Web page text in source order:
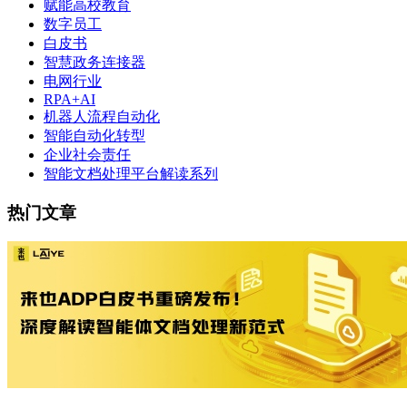
赋能高校教育
数字员工
白皮书
智慧政务连接器
电网行业
RPA+AI
机器人流程自动化
智能自动化转型
企业社会责任
智能文档处理平台解读系列
热门文章